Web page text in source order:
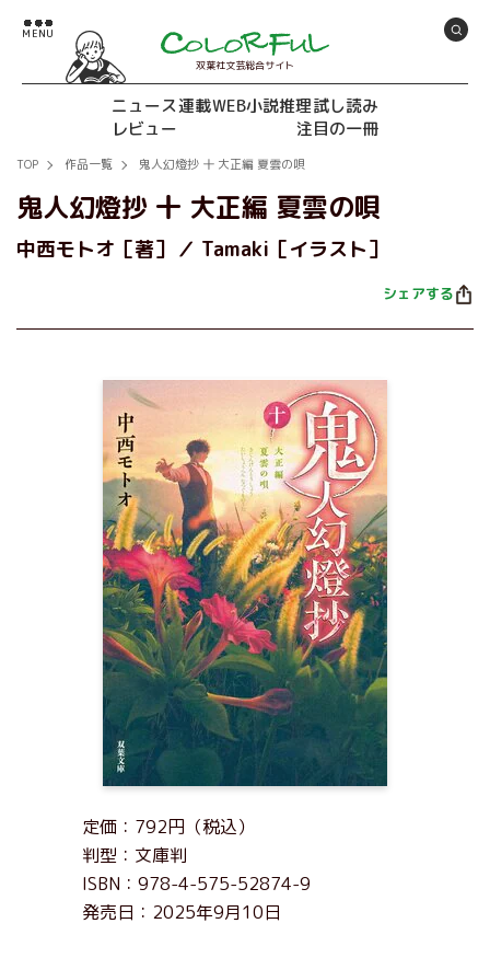
双葉社文芸総合サイト
ニュース連載WEB小説推理試し読み
レビュー
注目の一冊
TOP 作品一覧 鬼人幻燈抄 十 大正編 夏雲の唄
鬼人幻燈抄 十 大正編 夏雲の唄
中西モトオ［著］ Tamaki［イラスト］
シェアする
定価：792円（税込）
判型：文庫判
ISBN：978-4-575-52874-9
発売日：2025年9月10日